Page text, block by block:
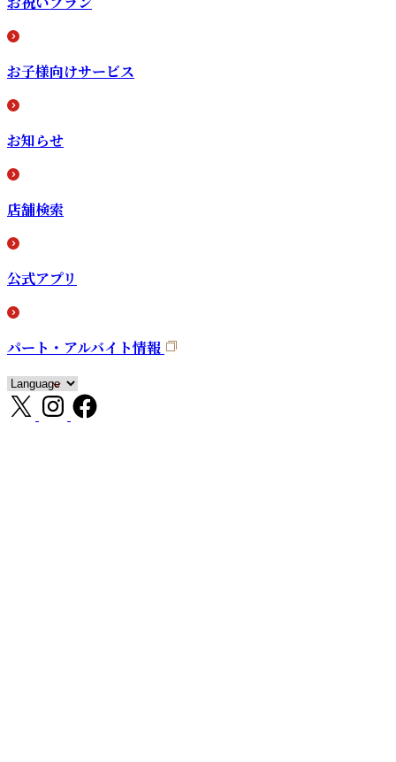
お子様向けサービス
お知らせ
店舗検索
公式アプリ
パート・アルバイト情報